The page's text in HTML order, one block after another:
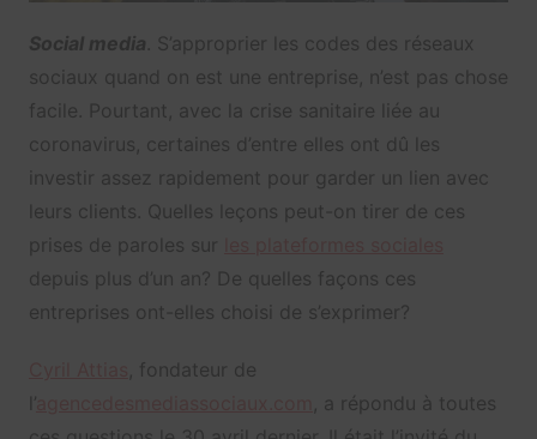
Social media . S’approprier les codes des réseaux
sociaux quand on est une entreprise, n’est pas chose
facile. Pourtant, avec la crise sanitaire liée au
coronavirus, certaines d’entre elles ont dû les
investir assez rapidement pour garder un lien avec
leurs clients. Quelles leçons peut-on tirer de ces
prises de paroles sur
depuis plus d’un an? De quelles façons ces
entreprises ont-elles choisi de s’exprimer?
, fondateur de
l’agencedesmediassociaux.com
, a répondu à toutes